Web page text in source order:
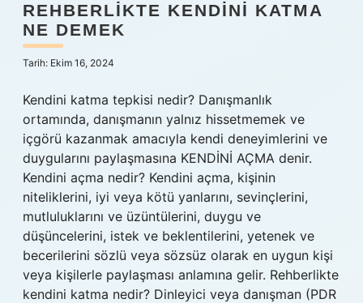
REHBERLIKTE KENDINI KATMA
NE DEMEK
Tarih: Ekim 16, 2024
Kendini katma tepkisi nedir? Danışmanlık
ortamında, danışmanın yalnız hissetmemek ve
içgörü kazanmak amacıyla kendi deneyimlerini ve
duygularını paylaşmasına KENDİNİ AÇMA denir.
Kendini açma nedir? Kendini açma, kişinin
niteliklerini, iyi veya kötü yanlarını, sevinçlerini,
mutluluklarını ve üzüntülerini, duygu ve
düşüncelerini, istek ve beklentilerini, yetenek ve
becerilerini sözlü veya sözsüz olarak en uygun kişi
veya kişilerle paylaşması anlamına gelir. Rehberlikte
kendini katma nedir? Dinleyici veya danışman (PDR